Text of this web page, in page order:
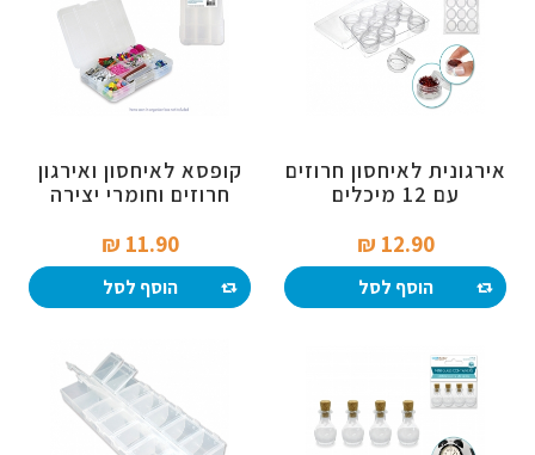
אירגונית לאיחסון חרוזים
עם 12 מיכלים
12.90 ₪‎
הוסף לסל
קופסא לאיחסון ואירגון
חרוזים וחומרי יצירה
11.90 ₪‎
הוסף לסל